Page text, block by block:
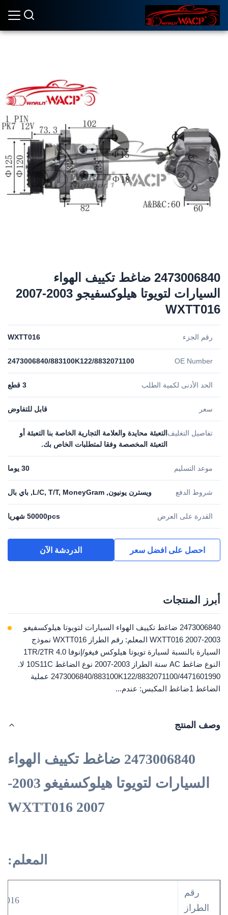
2473006840 ضاغط تكييف الهواء
السيارات لتويوتا هيلوكسفيجو 2003-2007
WXTT016
رقم الجزء WXTT016
OE Number
2473006840/883100K122/8832071100
الحد الأدنى لكمية الطلب 3 قطع
سعر قابل للتفاوض
تفاصيل التغليف التعبئة محايدة والعلامة التجارية الخاصة بنا التعبئة أو
التعبئة المخصصة وفقا لمتطلبات الخاص بك.
موعد التسليم 30 يوما
شروط الدفع ويسترن يونيون, L/C, T/T, MoneyGram, باي بال
القدرة على العرض 50000pcs شهريا
احصل على افضل سعر الدردشة الآن
أبرز المنتجات
2473006840 ضاغط تكييف الهواء السيارات لتويوتا هيلوكسفيغو
2003-2007 WXTT016 المعلم: رقم الطراز WXTT016 نموذج
السيارة بالنسبة لسيارة تويوتا هيلوكس فيغو/إنوفا 4.0 1TR/2TR
النوع ضاغط AC سنة الطراز 2003-2007 نوع الضاغط 10S11C لا.
2473006840/883100K122/8832071100/4471601990 عملية
الضاغط 1ضاغط المكبس: عندم...
وصف المنتج
2473006840 ضاغط تكييف الهواء
السيارات لتويوتا هيلوكسفيغو 2003-
2007 WXTT016
المعلم:
رقم
الطراز